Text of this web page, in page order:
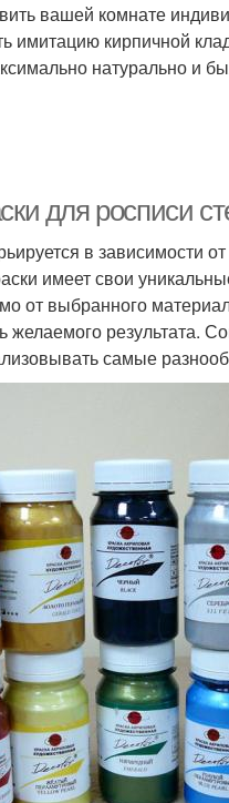
вашей комнате
имитацию кирпичной
натурально и
для росписи
в зависимости
имеет свои
от выбранного
результата.
самые